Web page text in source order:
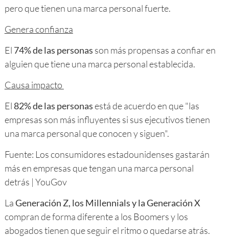
pero que tienen una marca personal fuerte.
Genera confianza
El 74% de las personas son más propensas a confiar en
alguien que tiene una marca personal establecida.
Causa impacto
El 82% de las personasestá de acuerdo en que "las
empresas son más influyentes si sus ejecutivos tienen
una marca personal que conocen y siguen".
Fuente: Los consumidores estadounidenses gastarán
más en empresas que tengan una marca personal
detrás | YouGov
LaGeneración Z, los Millennials y la Generación X
compran de forma diferente a los Boomers y los
abogados tienen que seguir el ritmo o quedarse atrás.